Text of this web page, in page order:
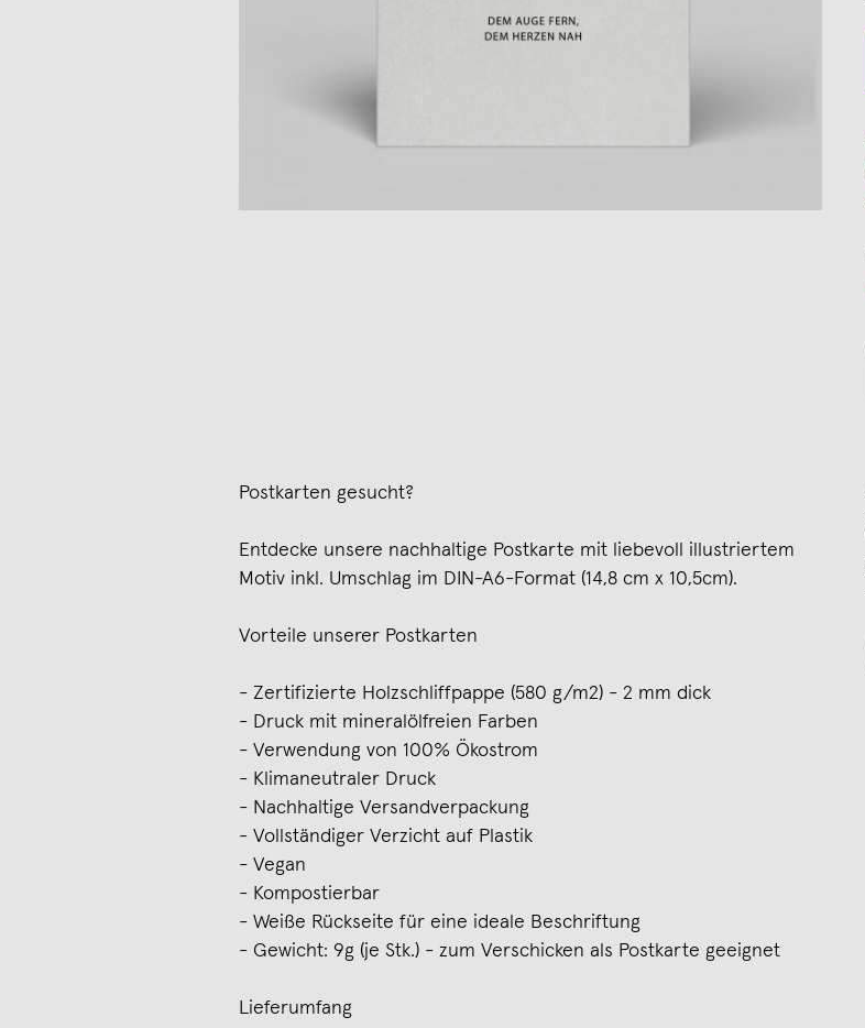
Postkarten gesucht?
Entdecke unsere nachhaltige Postkarte mit liebevoll illustriertem
Motiv inkl. Umschlag im DIN-A6-Format (14,8 cm x 10,5cm).
Vorteile unserer Postkarten
- Zertifizierte Holzschliffpappe (580 g/m2) - 2 mm dick
- Druck mit mineralölfreien Farben
- Verwendung von 100% Ökostrom
- Klimaneutraler Druck
- Nachhaltige Versandverpackung
- Vollständiger Verzicht auf Plastik
- Vegan
- Kompostierbar
- Weiße Rückseite für eine ideale Beschriftung
- Gewicht: 9g (je Stk.) - zum Verschicken als Postkarte geeignet
Lieferumfang